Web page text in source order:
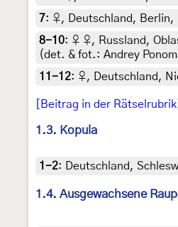
7: ♀, Deutschland, Berlin,
8-10: ♀ ♀, Russland,
(det. & fot.: Andrey
11-12: ♀, Deutschland,
[Beitrag in der Rätselrubrik]
1.3. Kopula
1-2: Deutschland,
1.4. Ausgewachsene